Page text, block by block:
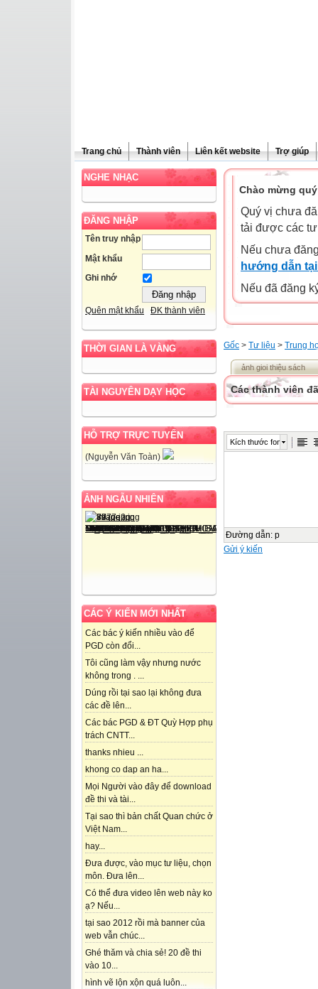
Trang chủ Thành viên Liên kết website Trợ giúp
NGHE NHẠC
ĐĂNG NHẬP
Tên truy nhập
Mật khẩu
Ghi nhớ
Quên mật khẩu ĐK thành viên
THỜI GIAN LÀ VÀNG
TÀI NGUYÊN DẠY HỌC
HỖ TRỢ TRỰC TUYẾN
(Nguyễn Văn Toàn)
ẢNH NGẪU NHIÊN
CÁC Ý KIẾN MỚI NHẤT
Các bác ý kiến nhiều vào để
PGD còn đổi...
Tôi cũng làm vậy nhưng nước
không trong . ...
Dúng rồi tại sao lại không đưa
các đề lên...
Các bác PGD & ĐT Quỳ Hợp phụ
trách CNTT...
thanks nhieu ...
khong co dap an ha...
Mọi Người vào đây để download
đề thi và tài...
Tại sao thì bản chất Quan chức ở
Việt Nam...
hay...
Đưa được, vào mục tư liệu, chọn
môn. Đưa lên...
Có thể đưa video lên web này ko
ạ? Nếu...
tại sao 2012 rồi mà banner của
web vẫn chúc...
Ghé thăm và chia sẻ! 20 đề thi
vào 10...
hình vẽ lộn xộn quá luôn...
Chào mừng
Quý vị chưa
tải được các
Nếu chưa
hướng dẫn
Nếu đã đăng
Gốc > Tư liệu > Trung
ảnh gioi thiệu sách
Các thành viên
Kích thước font
Đường dẫn: p
Gửi ý kiến